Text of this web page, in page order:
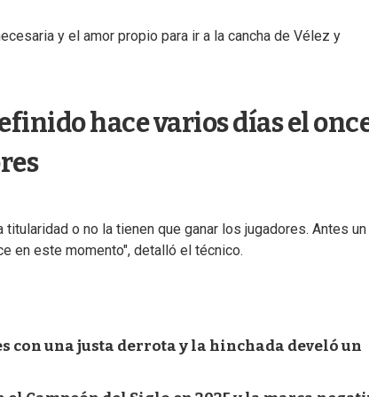
y el amor propio para ir a la cancha de Vélez y
hace varios días el
o no la tienen que ganar los jugadores. Antes un
en este momento", detalló el técnico.
con una justa derrota y la hinchada develó un